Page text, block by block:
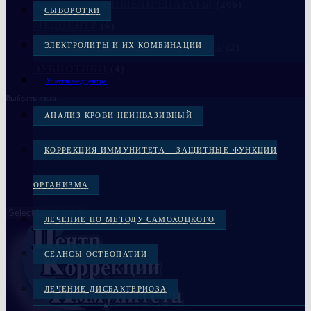
СЫВОРОТКИ
ЭЛЕКТРОЛИТЫ И ИХ КОМБИНАЦИИ
Услуги медцентра
АНАЛИЗ КРОВИ НЕИНВАЗИВНЫЙ
КОРРЕКЦИЯ ИММУНИТЕТА – ЗАЩИТНЫЕ ФУНКЦИИ
ОРГАНИЗМА
ЛЕЧЕНИЕ ПО МЕТОДУ САМОХОЦКОГО
СЕАНСЫ ОСТЕОПАТИИ
ЛЕЧЕНИЕ ДИСБАКТЕРИОЗА
ЛЕКАРСТВЕННЫЕ ПРЕПАРАТЫ
УКРЕПЛЕНИЕ КОСТЕЙ СКЕЛЕТА
Выбрать язык